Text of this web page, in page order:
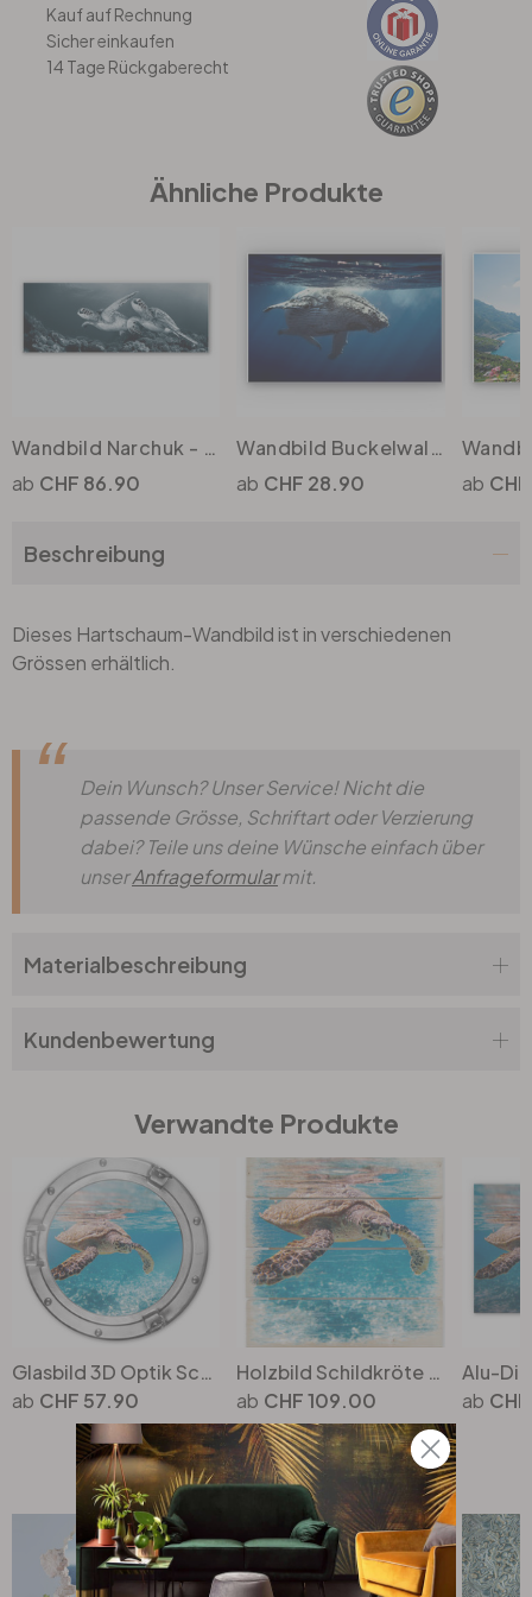
Büro
Eingangsbereich
Kauf auf Rechnung
Sicher einkaufen
14 Tage Rückgaberecht
Ähnliche Produkte
Wandbild Narchuk - Zwei Schildkröten auf Reisen
CHF 86.90
Wandbild Buckelwal auf Tauchgang
CHF 28.90
Beschreibung
Dieses Hartschaum-Wandbild ist in verschiedenen
Grössen erhältlich.
Dein Wunsch? Unser Service! Nicht die
passende Grösse, Schriftart oder Verzierung
dabei? Teile uns deine Wünsche einfach über
unserAnfrageformularmit.
Materialbeschreibung
Kundenbewertung
Verwandte Produkte
Glasbild 3D Optik Schildkröte auf Reisen - rund
CHF 57.90
Holzbild Schildkröte auf Reisen - 40 x 41.5 cm
CHF 109.00
Top Seller